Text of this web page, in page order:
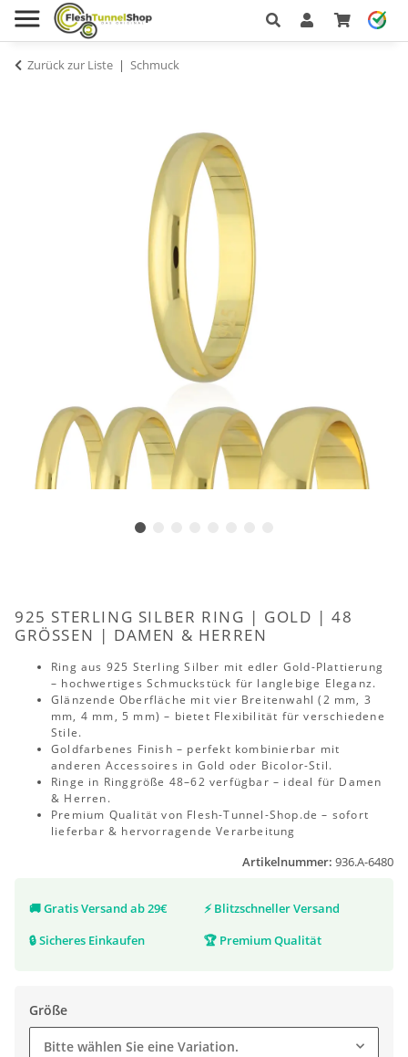
Zurück zur Liste Schmuck
925 STERLING SILBER RING | GOLD | 48
GRÖSSEN | DAMEN & HERREN
Ring aus 925 Sterling Silber mit edler Gold-Plattierung
– hochwertiges Schmuckstück für langlebige Eleganz.
Glänzende Oberfläche mit vier Breitenwahl (2 mm, 3
mm, 4 mm, 5 mm) – bietet Flexibilität für verschiedene
Stile.
Goldfarbenes Finish – perfekt kombinierbar mit
anderen Accessoires in Gold oder Bicolor-Stil.
Ringe in Ringgröße 48–62 verfügbar – ideal für Damen
& Herren.
Premium Qualität von Flesh-Tunnel-Shop.de – sofort
lieferbar & hervorragende Verarbeitung
Artikelnummer: 936.A-6480
🚚Gratis Versand ab 29€ ⚡ Blitzschneller Versand
🔒Sicheres Einkaufen 🏆 Premium Qualität
Größe
Bitte wählen Sie eine Variation.